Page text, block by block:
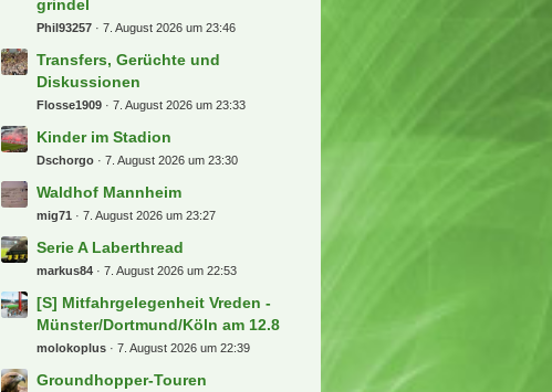
Letzte Beiträge
(S) 4x Eishockey WM 2027